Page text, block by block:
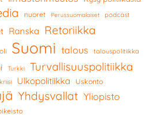
nuoret Perussuomalaiset podcast
Ranska Retoriikka
Suomi talous talouspolitiikka
Turkki Turvallisuuspolitiikka
Ulkopolitiikka Uskonto
Yhdysvallat Yliopisto